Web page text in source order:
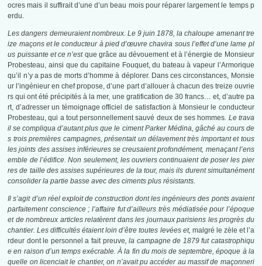
ocres mais il suffirait d’une d’un beau mois pour réparer largement le temps p
erdu.
Les dangers demeuraient nombreux. Le 9 juin 1878, la chaloupe amenant tre
ize maçons et le conducteur à pied d’œuvre chavira sous l’effet d’une lame pl
us puissante et ce n’est que grâce au dévouement et à l’énergie de Monsieur
Probesteau, ainsi que du capitaine Fouquet, du bateau à vapeur l’Armorique
qu’il n’y a pas de morts d’homme à déplorer. Dans ces circonstances, Monsie
ur l’ingénieur en chef propose, d’une part d’allouer à chacun des treize ouvrie
rs qui ont été précipités à la mer, une gratification de 30 francs… et, d’autre pa
rt, d’adresser un témoignage officiel de satisfaction à Monsieur le conducteur
Probesteau, qui a tout personnellement sauvé deux de ses hommes. Le trava
il se compliqua d’autant plus que le ciment Parker Médina, gâché au cours de
s trois premières campagnes, présentait un délavement très important et tous
les joints des assises inférieures se creusaient profondément, menaçant l’ens
emble de l’édifice. Non seulement, les ouvriers continuaient de poser les pier
res de taille des assises supérieures de la tour, mais ils durent simultanément
consolider la partie basse avec des ciments plus résistants.
Il s’agit d’un réel exploit de construction dont les ingénieurs des ponts avaient
parfaitement conscience ; l’affaire fut d’ailleurs très médiatisée pour l’époque
et de nombreux articles relatèrent dans les journaux parisiens les progrès du
chantier. Les difficultés étaient loin d’être toutes levées et, malgré le zèle et l’a
rdeur dont le personnel a fait preuve, la campagne de 1879 fut catastrophiqu
e en raison d’un temps exécrable. À la fin du mois de septembre, époque à la
quelle on licenciait le chantier, on n’avait pu accéder au massif de maçonneri